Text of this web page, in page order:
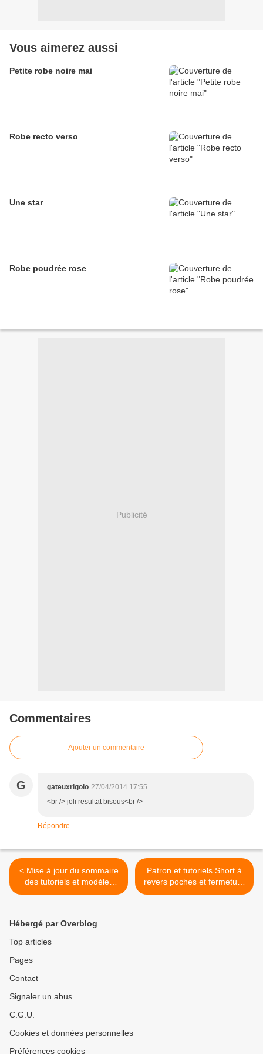
Vous aimerez aussi
Petite robe noire mai
Robe recto verso
Une star
Robe poudrée rose
Publicité
Commentaires
Ajouter un commentaire
G gateuxrigolo 27/04/2014 17:55
<br /> joli resultat bisous<br />
Répondre
< Mise à jour du sommaire
des tutoriels et modèles
printemps été
Patron et tutoriels Short à
revers poches et fermeture
glissière latérale >
Hébergé par Overblog
Top articles
Pages
Contact
Signaler un abus
C.G.U.
Cookies et données personnelles
Préférences cookies